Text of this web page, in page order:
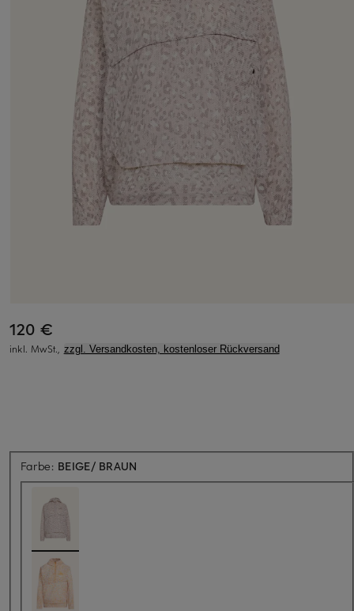
120 €
inkl. MwSt., zzgl. Versandkosten, kostenloser Rückversand
Farbe: BEIGE/ BRAUN